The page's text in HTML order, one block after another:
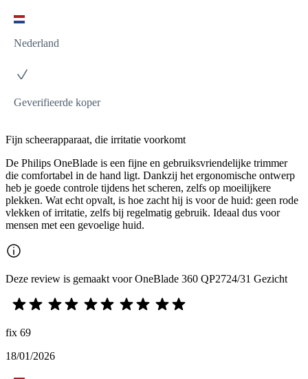
Nederland
Geverifieerde koper
Fijn scheerapparaat, die irritatie voorkomt
De Philips OneBlade is een fijne en gebruiksvriendelijke trimmer
die comfortabel in de hand ligt. Dankzij het ergonomische ontwerp
heb je goede controle tijdens het scheren, zelfs op moeilijkere
plekken. Wat echt opvalt, is hoe zacht hij is voor de huid: geen rode
vlekken of irritatie, zelfs bij regelmatig gebruik. Ideaal dus voor
mensen met een gevoelige huid.
Deze review is gemaakt voor OneBlade 360 QP2724/31 Gezicht
fix 69
18/01/2026